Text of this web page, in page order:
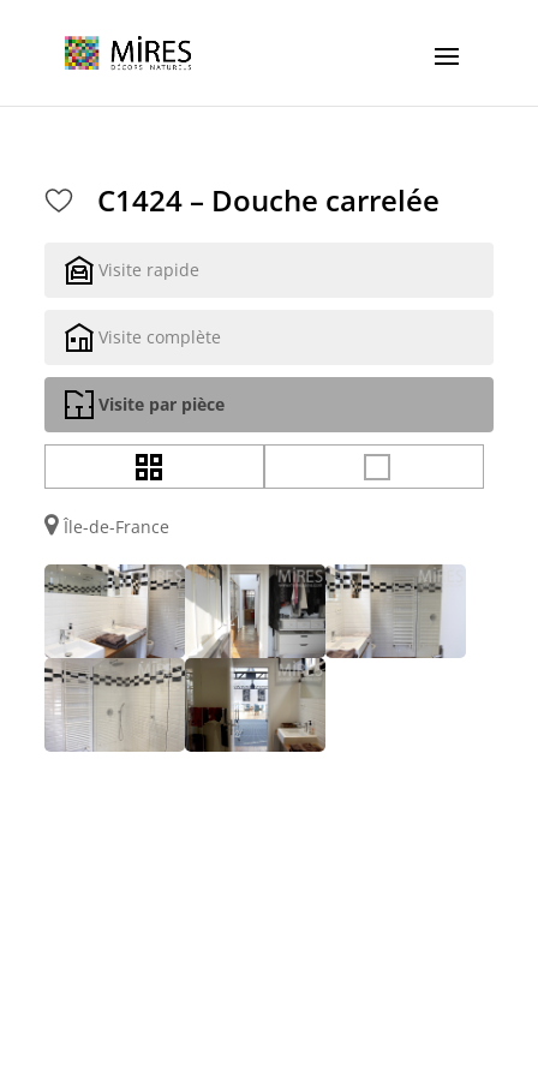
C1424 – Douche carrelée
Visite rapide
Visite complète
Visite par pièce
Île-de-France